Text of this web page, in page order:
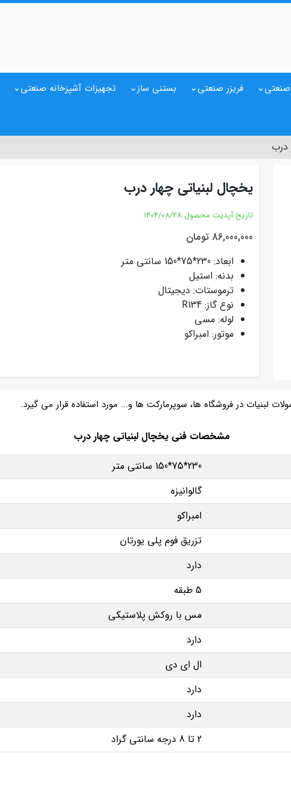
صنعتی فریزر صنعتی بستنی ساز تجهیزات آشپزخانه صنعتی
درب
یخچال لبنیاتی چهار درب
تاریخ آپدیت محصول 1404/08/28
86,000,000 تومان
ابعاد: 230*75*150 سانتی متر
بدنه: استیل
ترموستات: دیجیتال
نوع گاز: R134
لوله: مسی
موتور: امبراکو
لبنیات در فروشگاه ها، سوپرمارکت ها و... مورد استفاده قرار می گیرد.
مشخصات فنی یخچال لبنیاتی چهار درب
230*75*150 سانتی متر
گالوانیزه
امبراکو
تزریق فوم پلی یورتان
دارد
5 طبقه
مس با روکش پلاستیکی
دارد
ال ای دی
دارد
دارد
2 تا 8 درجه سانتی گراد